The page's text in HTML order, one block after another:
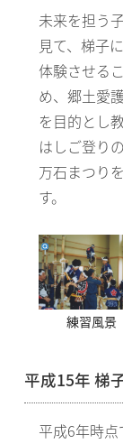
未来を担う
見て、梯子
体験させる
め、郷土愛
を目的とし
はしご登り
万石まつり
す。
練習風景
平成15年 梯
平成6年時